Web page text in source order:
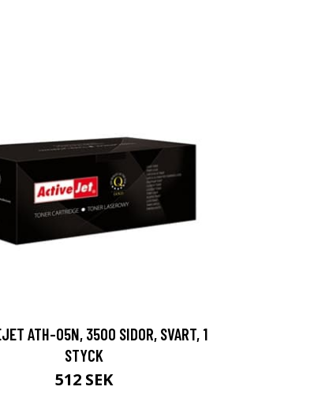
ATH-05N, 3500 SIDOR, SVART, 1
STYCK
512 SEK